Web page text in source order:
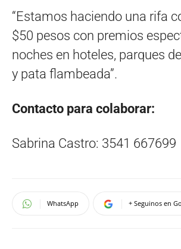
“Estamos haciendo una rifa
$50 pesos con premios
noches en hoteles, parques
y pata flambeada”.
Contacto para colaborar:
Sabrina Castro: 3541 667699
WhatsApp + Seguinos en